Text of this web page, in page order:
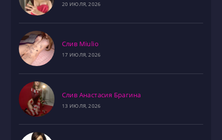
20 ИЮЛЯ, 2026
Слив Miulio
17 ИЮЛЯ, 2026
Слив Анастасия Брагина
13 ИЮЛЯ, 2026